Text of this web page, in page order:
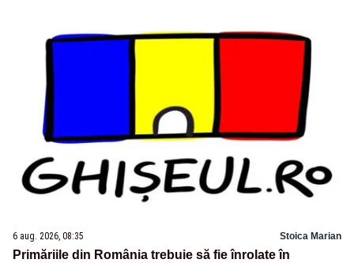
6 aug. 2026, 08:35 Stoica Marian
Primăriile din România trebuie să fie înrolate în